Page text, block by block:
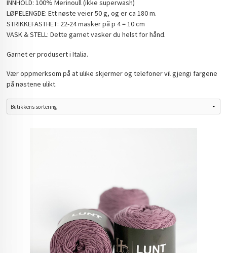
INNHOLD: 100% Merinoull (ikke superwash)
LØPELENGDE: Ett nøste veier 50 g, og er ca 180 m.
STRIKKEFASTHET: 22-24 masker på p 4 = 10 cm
VASK & STELL: Dette garnet vasker du helst for hånd.
Garnet er produsert i Italia.
Vær oppmerksom på at ulike skjermer og telefoner vil gjengi fargene
på nøstene ulikt.